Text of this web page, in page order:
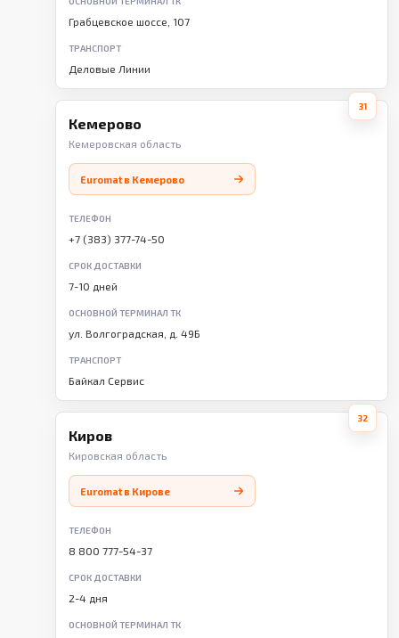
Грабцевское шоссе, 107
ТРАНСПОРТ
Деловые Линии
31
Кемерово
Кемеровская область
Euromat в Кемерово
ТЕЛЕФОН
+7 (383) 377-74-50
СРОК ДОСТАВКИ
7-10 дней
ОСНОВНОЙ ТЕРМИНАЛ ТК
ул. Волгоградская, д. 49Б
ТРАНСПОРТ
Байкал Сервис
32
Киров
Кировская область
Euromat в Кирове
ТЕЛЕФОН
8 800 777-54-37
СРОК ДОСТАВКИ
2-4 дня
ОСНОВНОЙ ТЕРМИНАЛ ТК